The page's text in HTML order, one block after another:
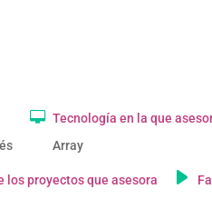
Tecnología en la que
Array
los proyectos que asesora